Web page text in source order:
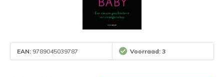
EAN: 9789045039787 Voorraad: 3